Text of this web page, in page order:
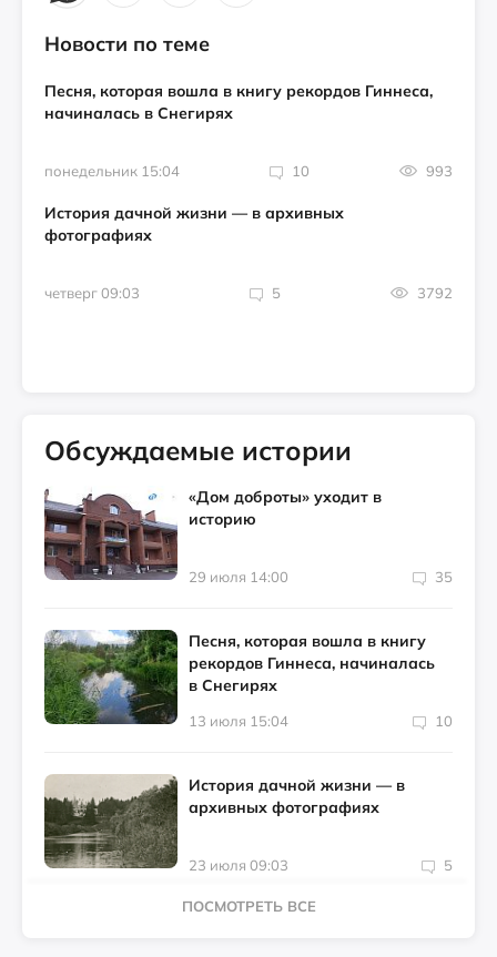
Новости по теме
Песня, которая вошла в книгу рекордов Гиннеса,
начиналась в Снегирях
понедельник 15:04 10 993
История дачной жизни — в архивных
фотографиях
четверг 09:03 5 3792
Обсуждаемые истории
«Дом доброты» уходит в
историю
29 июля 14:00 35
Песня, которая вошла в книгу
рекордов Гиннеса, начиналась
в Снегирях
13 июля 15:04 10
История дачной жизни — в
архивных фотографиях
23 июля 09:03 5
ПОСМОТРЕТЬ ВСЕ